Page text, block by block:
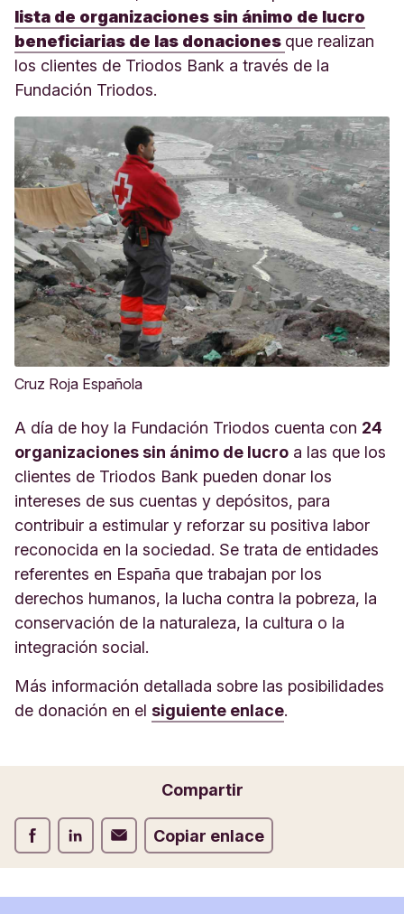
lista de organizaciones sin ánimo de lucro
beneficiarias de las donaciones que realizan
los clientes de Triodos Bank a través de la
Fundación Triodos.
Cruz Roja Española
A día de hoy la Fundación Triodos cuenta con 24
organizaciones sin ánimo de lucro a las que los
clientes de Triodos Bank pueden donar los
intereses de sus cuentas y depósitos, para
contribuir a estimular y reforzar su positiva labor
reconocida en la sociedad. Se trata de entidades
referentes en España que trabajan por los
derechos humanos, la lucha contra la pobreza, la
conservación de la naturaleza, la cultura o la
integración social.
Más información detallada sobre las posibilidades
de donación en el siguiente enlace.
Compartir
Compartir Facebook
Compartir LinkedIn
Compartir Correo electrónico
Copiar enlace